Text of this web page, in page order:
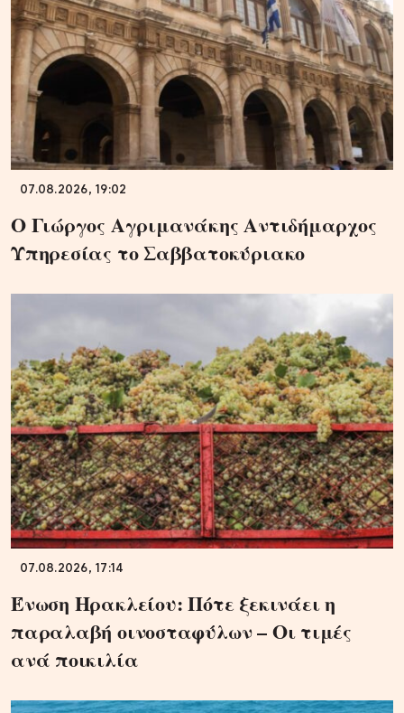
07.08.2026, 19:02
Ο Γιώργος Αγριμανάκης Αντιδήμαρχος
Υπηρεσίας το Σαββατοκύριακο
07.08.2026, 17:14
Ένωση Ηρακλείου: Πότε ξεκινάει η
παραλαβή οινοσταφύλων – Οι τιμές
ανά ποικιλία